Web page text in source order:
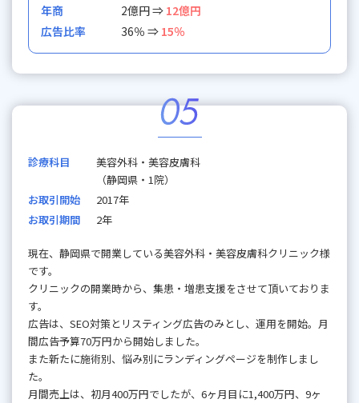
年商
2億円 ⇒ 12億円
広告比率
36％ ⇒ 15％
診療科目
美容外科・美容皮膚科
（静岡県・1院）
お取引開始
2017年
お取引期間
2年
現在、静岡県で開業している美容外科・美容皮膚科クリニック様
です。
クリニックの開業時から、集患・増患支援をさせて頂いておりま
す。
広告は、SEO対策とリスティング広告のみとし、運用を開始。月
間広告予算70万円から開始しました。
また新たに施術別、悩み別にランディングページを制作しまし
た。
月間売上は、初月400万円でしたが、6ヶ月目に1,400万円、9ヶ